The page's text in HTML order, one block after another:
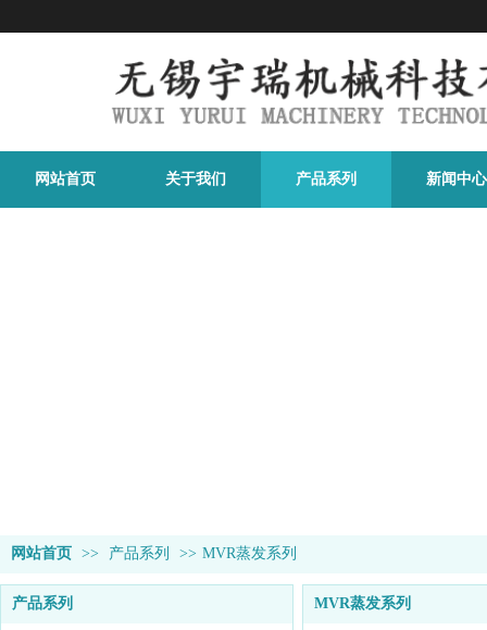
网站首页 关于我们 产品系列 新闻中心
网站首页 >> 产品系列 >> MVR蒸发系列
产品系列 MVR蒸发系列